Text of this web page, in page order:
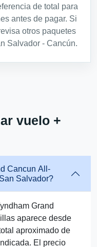
de total para
antes de pagar. Si
otros paquetes
Salvador - Cancún.
vuelo +
Cancun All-
Salvador?
Grand
aparece desde
aproximado de
El precio